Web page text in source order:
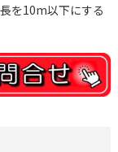
を10m以下にする